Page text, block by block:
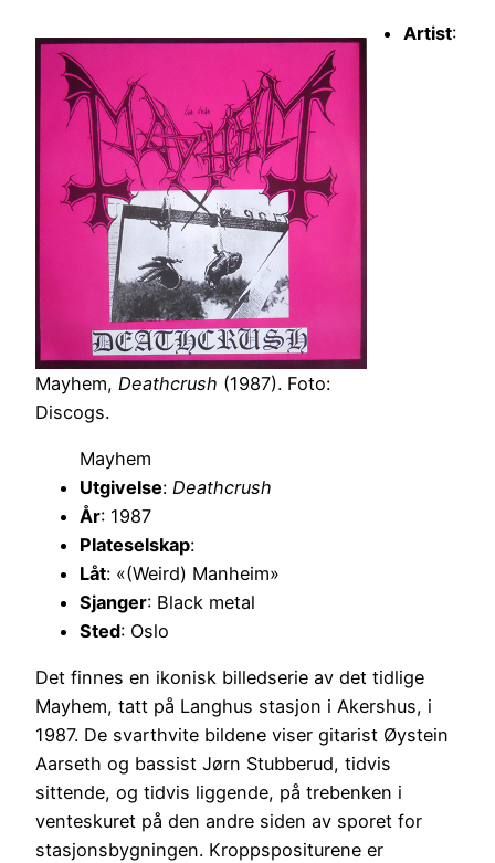
Mayhem, Deathcrush (1987). Foto:
Discogs.
Artist:
Mayhem
Utgivelse: Deathcrush
År: 1987
Plateselskap:
Låt: «(Weird) Manheim»
Sjanger: Black metal
Sted: Oslo
Det finnes en ikonisk billedserie av det tidlige
Mayhem, tatt på Langhus stasjon i Akershus, i
1987. De svarthvite bildene viser gitarist Øystein
Aarseth og bassist Jørn Stubberud, tidvis
sittende, og tidvis liggende, på trebenken i
venteskuret på den andre siden av sporet for
stasjonsbygningen. Kroppspositurene er